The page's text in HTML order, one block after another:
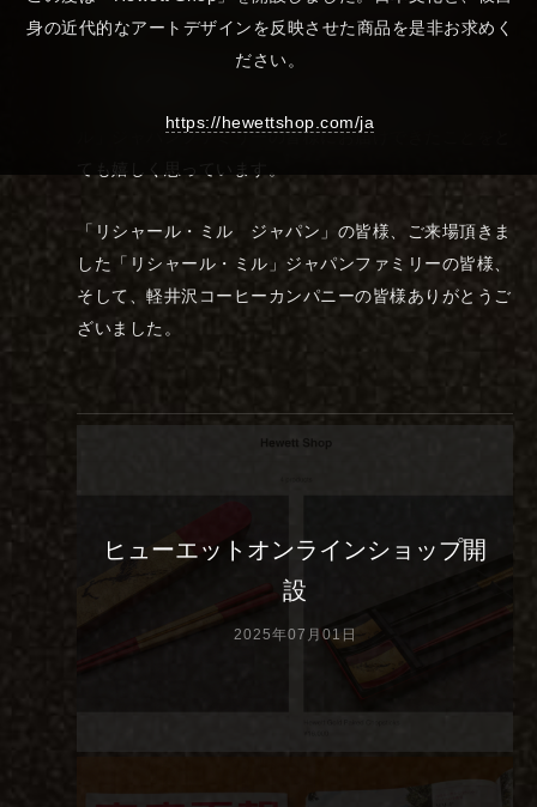
の金色のダイナミックな筆跡を取り入れています。
この度は軽井沢を代表する「軽井沢コーヒーカンパニ
ル」ジャパンファミリーの皆様にお届けできたことをと
ても嬉しく思っています。
「リシャール・ミル ジャパン」の皆様、ご来場頂きま
した「リシャール・ミル」ジャパンファミリーの皆様、
そして、軽井沢コーヒーカンパニーの皆様ありがとうご
ざいました。
ヒューエットオンラインショップ開
設
2025年07月01日
身の近代的なアートデザインを反映させた商品を是非お求めく
ださい。
https://hewettshop.com/ja